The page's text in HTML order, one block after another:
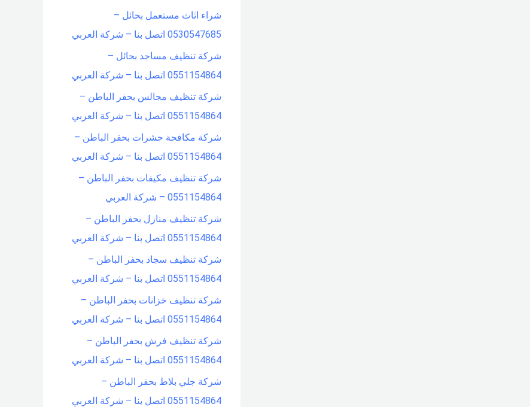
شراء اثاث مستعمل بحائل –
0530547685 اتصل بنا – شركة العربي
شركة تنظيف مساجد بحائل –
0551154864 اتصل بنا – شركة العربي
شركة تنظيف مجالس بحفر الباطن –
0551154864 اتصل بنا – شركة العربي
شركة مكافحة حشرات بحفر الباطن –
0551154864 اتصل بنا – شركة العربي
شركة تنظيف مكيفات بحفر الباطن –
0551154864 – شركة العربي
شركة تنظيف منازل بحفر الباطن –
0551154864 اتصل بنا – شركة العربي
شركة تنظيف سجاد بحفر الباطن –
0551154864 اتصل بنا – شركة العربي
شركة تنظيف خزانات بحفر الباطن –
0551154864 اتصل بنا – شركة العربي
شركة تنظيف فرش بحفر الباطن –
0551154864 اتصل بنا – شركة العربي
شركة جلي بلاط بحفر الباطن –
0551154864 اتصل بنا – شركة العربي